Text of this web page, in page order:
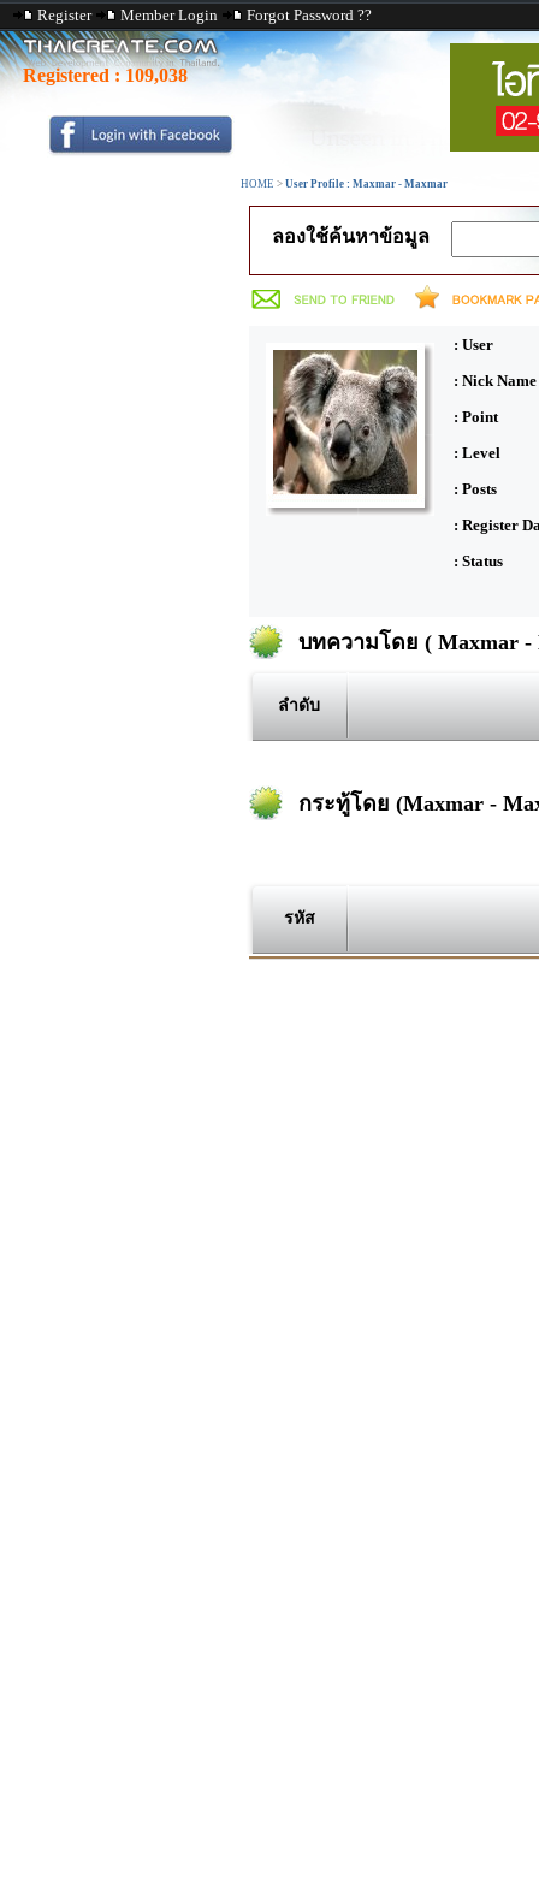
Register Member Login Forgot Password ??
Registered : 109,038
HOME > User Profile : Maxmar - Maxmar
ลองใช้ค้นหาข้อมูล
: User
: Nick Name
: Point
: Level
: Posts
: Register
: Status
บทความโดย ( Maxmar -
ลำดับ
กระทู้โดย (Maxmar -
รหัส